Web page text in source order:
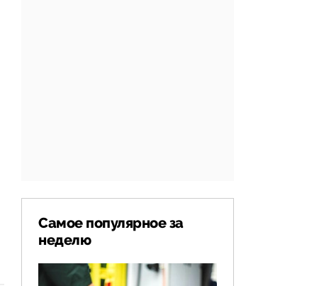
Самое популярное за
неделю